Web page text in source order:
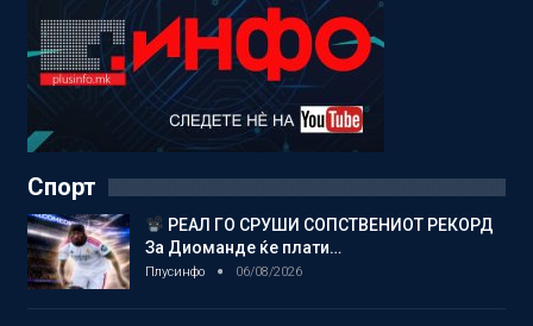
Спорт
РЕАЛ ГО СРУШИ СОПСТВЕНИОТ РЕКОРД
За Диоманде ќе плати…
Плусинфо 06/08/2026